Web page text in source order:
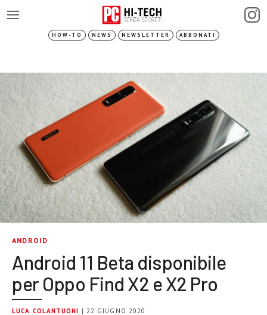
HOW-TO NEWS NEWSLETTER ABBONATI
ANDROID
Android 11 Beta disponibile
per Oppo Find X2 e X2 Pro
LUCA COLANTUONI | 22 GIUGNO 2020